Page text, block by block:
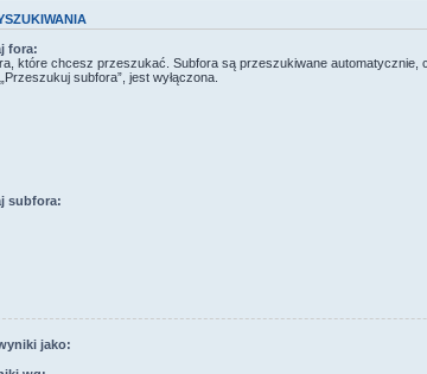
fora:
które chcesz przeszukać. Subfora są przeszukiwane automatycznie,
subfora”, jest wyłączona.
subfora:
jako: